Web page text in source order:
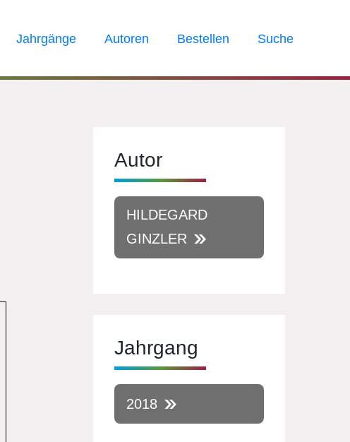
Jahrgänge Autoren Bestellen Suche
Autor
HILDEGARD
GINZLER
Jahrgang
2018